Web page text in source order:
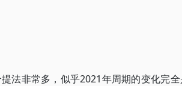
法非常多，似乎2021年周期的变化完全